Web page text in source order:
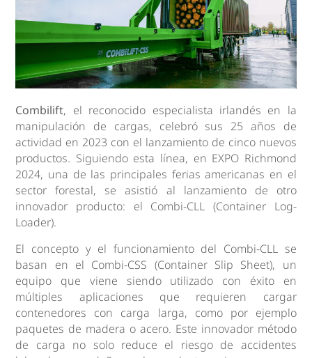
Combilift, el reconocido especialista irlandés en la
manipulación de cargas, celebró sus 25 años de
actividad en 2023 con el lanzamiento de cinco nuevos
productos. Siguiendo esta línea, en EXPO Richmond
2024, una de las principales ferias americanas en el
sector forestal, se asistió al lanzamiento de otro
innovador producto: el Combi-CLL (Container Log-
Loader).
El concepto y el funcionamiento del Combi-CLL se
basan en el Combi-CSS (Container Slip Sheet), un
equipo que viene siendo utilizado con éxito en
múltiples aplicaciones que requieren cargar
contenedores con carga larga, como por ejemplo
paquetes de madera o acero. Este innovador método
de carga no solo reduce el riesgo de accidentes